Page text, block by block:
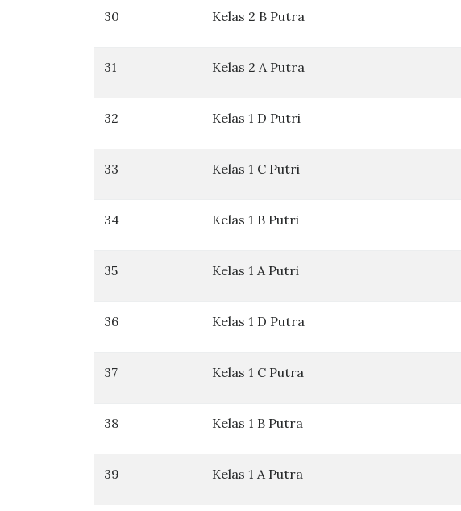
30 Kelas 2 B Putra
31 Kelas 2 A Putra
32 Kelas 1 D Putri
33 Kelas 1 C Putri
34 Kelas 1 B Putri
35 Kelas 1 A Putri
36 Kelas 1 D Putra
37 Kelas 1 C Putra
38 Kelas 1 B Putra
39 Kelas 1 A Putra